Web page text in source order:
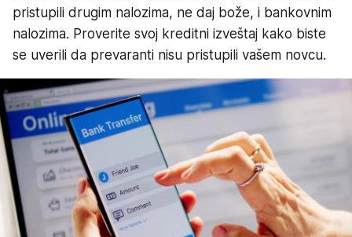
pristupili drugim nalozima, ne daj bože, i bankovnim
nalozima. Proverite svoj kreditni izveštaj kako biste
se uverili da prevaranti nisu pristupili vašem novcu.